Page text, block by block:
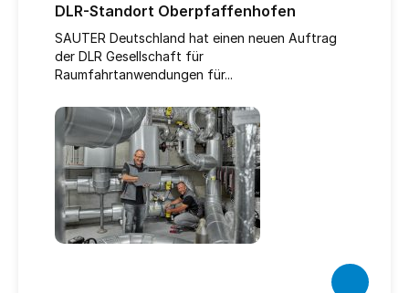
DLR-Standort Oberpfaffenhofen
SAUTER Deutschland hat einen neuen Auftrag
der DLR Gesellschaft für
Raumfahrtanwendungen für...